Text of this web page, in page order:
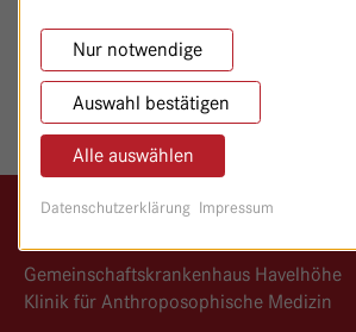
SEITE TEILEN
Gemeinschaftskrankenhaus Havelhöhe
Klinik für Anthroposophische Medizin
Nur notwendige
Auswahl bestätigen
Alle auswählen
Datenschutzerklärung Impressum